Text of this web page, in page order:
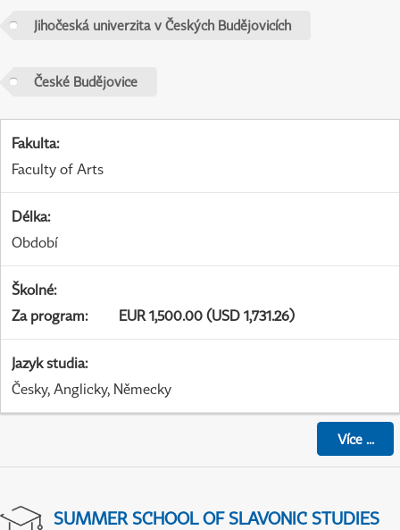
Jihočeská univerzita v Českých Budějovicích
České Budějovice
Fakulta:
Faculty of Arts
Délka:
Období
Školné:
Za program: EUR 1,500.00 (USD 1,731.26)
Jazyk studia:
Česky, Anglicky, Německy
Více...
SUMMER SCHOOL OF SLAVONIC STUDIES